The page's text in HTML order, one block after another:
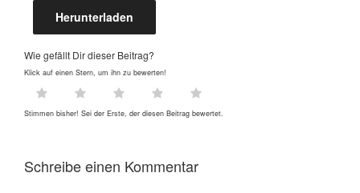
Herunterladen
Wie gefällt Dir dieser Beitrag?
Klick auf einen Stern, um ihn zu bewerten!
Stimmen bisher! Sei der Erste, der diesen Beitrag bewertet.
Schreibe einen Kommentar